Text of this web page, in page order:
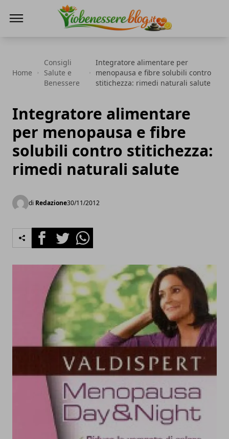
Home
Consigli
Salute e
Benessere
Integratore alimentare per
menopausa e fibre solubili contro
stitichezza: rimedi naturali salute
Integratore alimentare
per menopausa e fibre
solubili contro stitichezza:
rimedi naturali salute
di Redazione30/11/2012
FacebookTwitterWhatsapp